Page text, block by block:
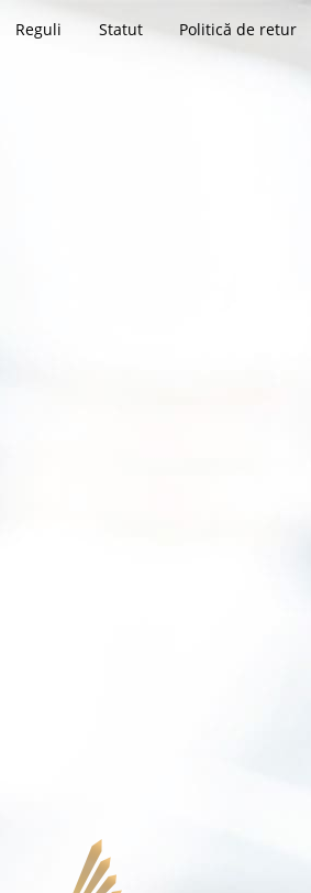
Reguli Statut Politică de retur